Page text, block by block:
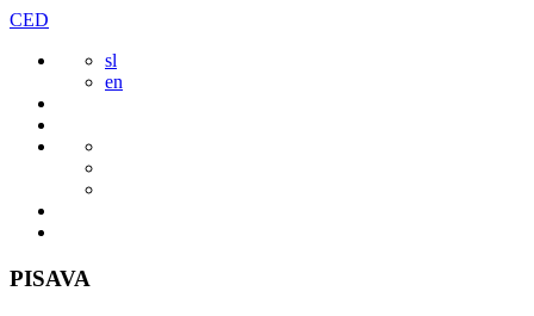
Preskoči
vsebine
CED
sl
en
PISAVA